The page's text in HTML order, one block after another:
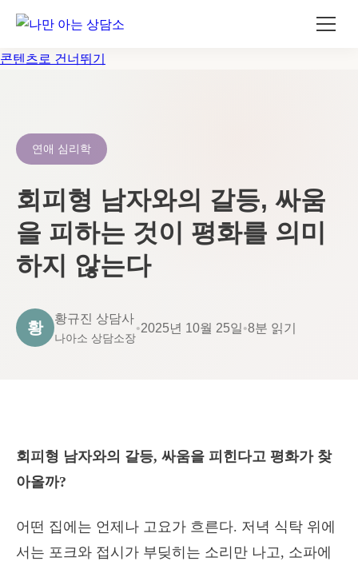
콘텐츠로 건너뛰기
연애 심리학
회피형 남자와의 갈등, 싸움
을 피하는 것이 평화를 의미
하지 않는다
황
황규진 상담사
나아소 상담소장
•2025년 10월 25일•8분 읽기
회피형 남자와의 갈등, 싸움을 피힌다고 평화가 찾
아올까?
어떤 집에는 언제나 고요가 흐른다. 저녁 식탁 위에
서는 포크와 접시가 부딪히는 소리만 나고, 소파에